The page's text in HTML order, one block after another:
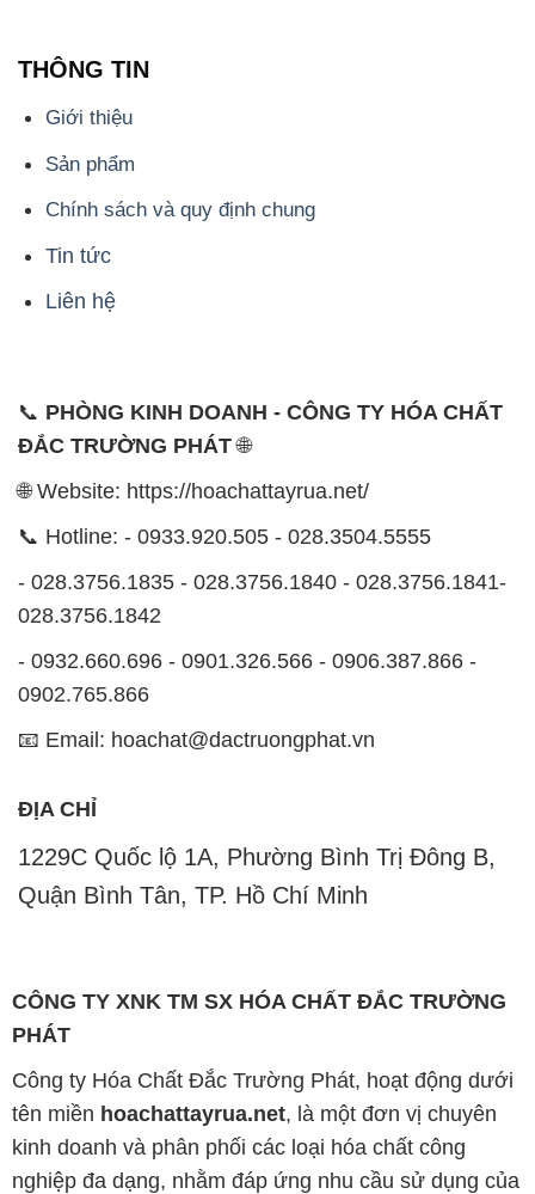
Chính sách và quy định chung
Tin tức
Liên hệ
📞
PHÒNG KINH DOANH - CÔNG TY HÓA CHẤT
ĐẮC TRƯỜNG PHÁT
- 028.3756.1835 - 028.3756.1840 - 028.3756.1841-
0902.765.866
📧 Email: hoachat@dactruongphat.vn
ĐỊA CHỈ
1229C Quốc lộ 1A, Phường Bình Trị Đông B,
Quận Bình Tân, TP. Hồ Chí Minh
CÔNG TY XNK TM SX HÓA CHẤT ĐẮC TRƯỜNG
PHÁT
kinh doanh và phân phối các loại hóa chất công
nghiệp đa dạng, nhằm đáp ứng nhu cầu sử dụng của
khách hàng một cách tốt nhất.
Chúng tôi cam kết mang đến sự hài lòng và đáp ứng
mọi nhu cầu của khách hàng với tiêu chí hàng đầu.
Chúng tôi cung cấp những sản phẩm hóa chất với